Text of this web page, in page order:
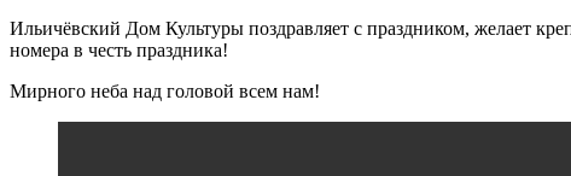
Ильичёвский Дом Культуры поздравляет с праздником, желает
номера в честь праздника!
Мирного неба над головой всем нам!